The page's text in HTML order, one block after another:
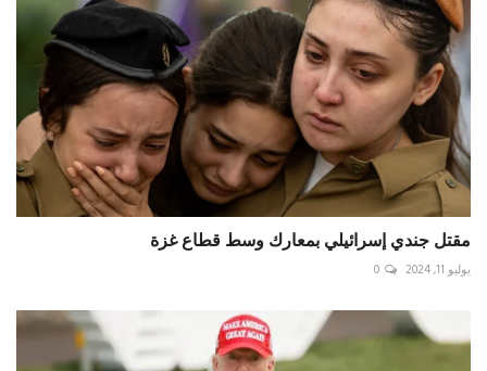
مقتل جندي إسرائيلي بمعارك وسط قطاع غزة
يوليو 11, 2024 0